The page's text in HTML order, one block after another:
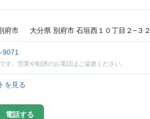
府市 大分県 別府市 石垣西１０丁目２−３２
す。営業や勧誘のお電話はご遠慮ください。
を見る
電話する